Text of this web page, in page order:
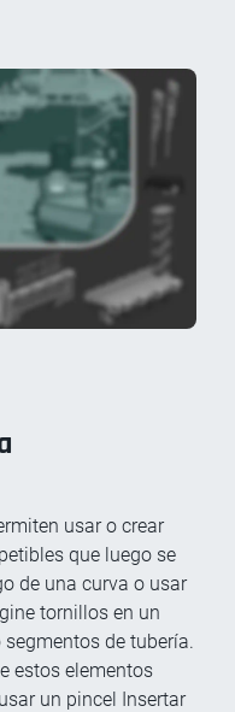
usar o crear
que luego se
de una curva o usar
tornillos en un
de tubería.
estos elementos
un pincel Insertar